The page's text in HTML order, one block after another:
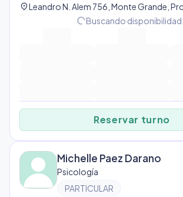
location_on
progress_activityBuscando disponibilidad…
Reservar turno
Michelle Paez Darano
Psicología
PARTICULAR